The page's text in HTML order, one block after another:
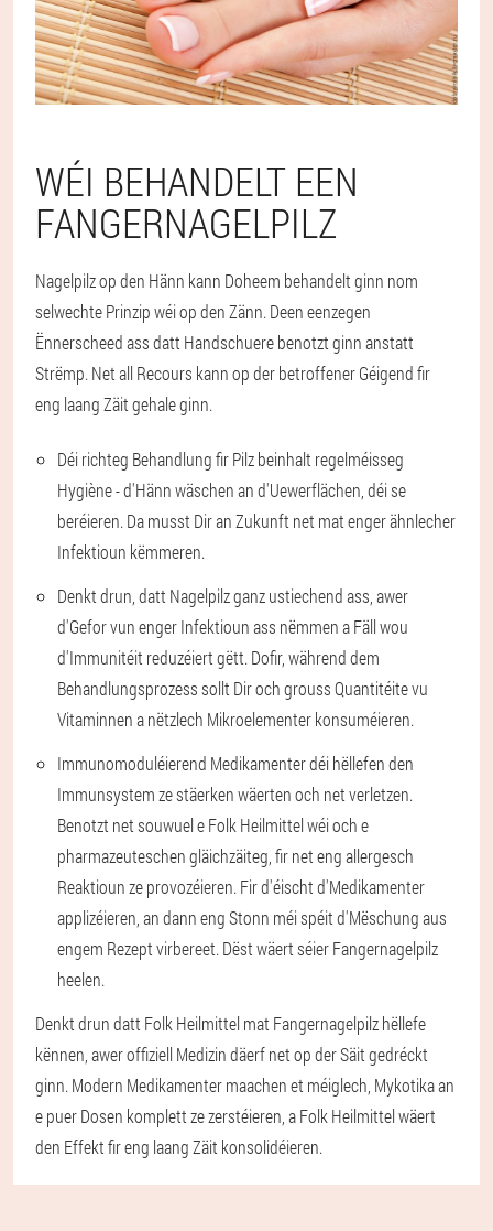
WÉI BEHANDELT EEN
FANGERNAGELPILZ
Nagelpilz op den Hänn kann Doheem behandelt ginn nom
selwechte Prinzip wéi op den Zänn. Deen eenzegen
Ënnerscheed ass datt Handschuere benotzt ginn anstatt
Strëmp. Net all Recours kann op der betroffener Géigend fir
eng laang Zäit gehale ginn.
Déi richteg Behandlung fir Pilz beinhalt regelméisseg
Hygiène - d'Hänn wäschen an d'Uewerflächen, déi se
beréieren. Da musst Dir an Zukunft net mat enger ähnlecher
Infektioun këmmeren.
Denkt drun, datt Nagelpilz ganz ustiechend ass, awer
d'Gefor vun enger Infektioun ass nëmmen a Fäll wou
d'Immunitéit reduzéiert gëtt. Dofir, während dem
Behandlungsprozess sollt Dir och grouss Quantitéite vu
Vitaminnen a nëtzlech Mikroelementer konsuméieren.
Immunomoduléierend Medikamenter déi hëllefen den
Immunsystem ze stäerken wäerten och net verletzen.
Benotzt net souwuel e Folk Heilmittel wéi och e
pharmazeuteschen gläichzäiteg, fir net eng allergesch
Reaktioun ze provozéieren. Fir d'éischt d'Medikamenter
applizéieren, an dann eng Stonn méi spéit d'Mëschung aus
engem Rezept virbereet. Dëst wäert séier Fangernagelpilz
heelen.
Denkt drun datt Folk Heilmittel mat Fangernagelpilz hëllefe
kënnen, awer offiziell Medizin däerf net op der Säit gedréckt
ginn. Modern Medikamenter maachen et méiglech, Mykotika an
e puer Dosen komplett ze zerstéieren, a Folk Heilmittel wäert
den Effekt fir eng laang Zäit konsolidéieren.